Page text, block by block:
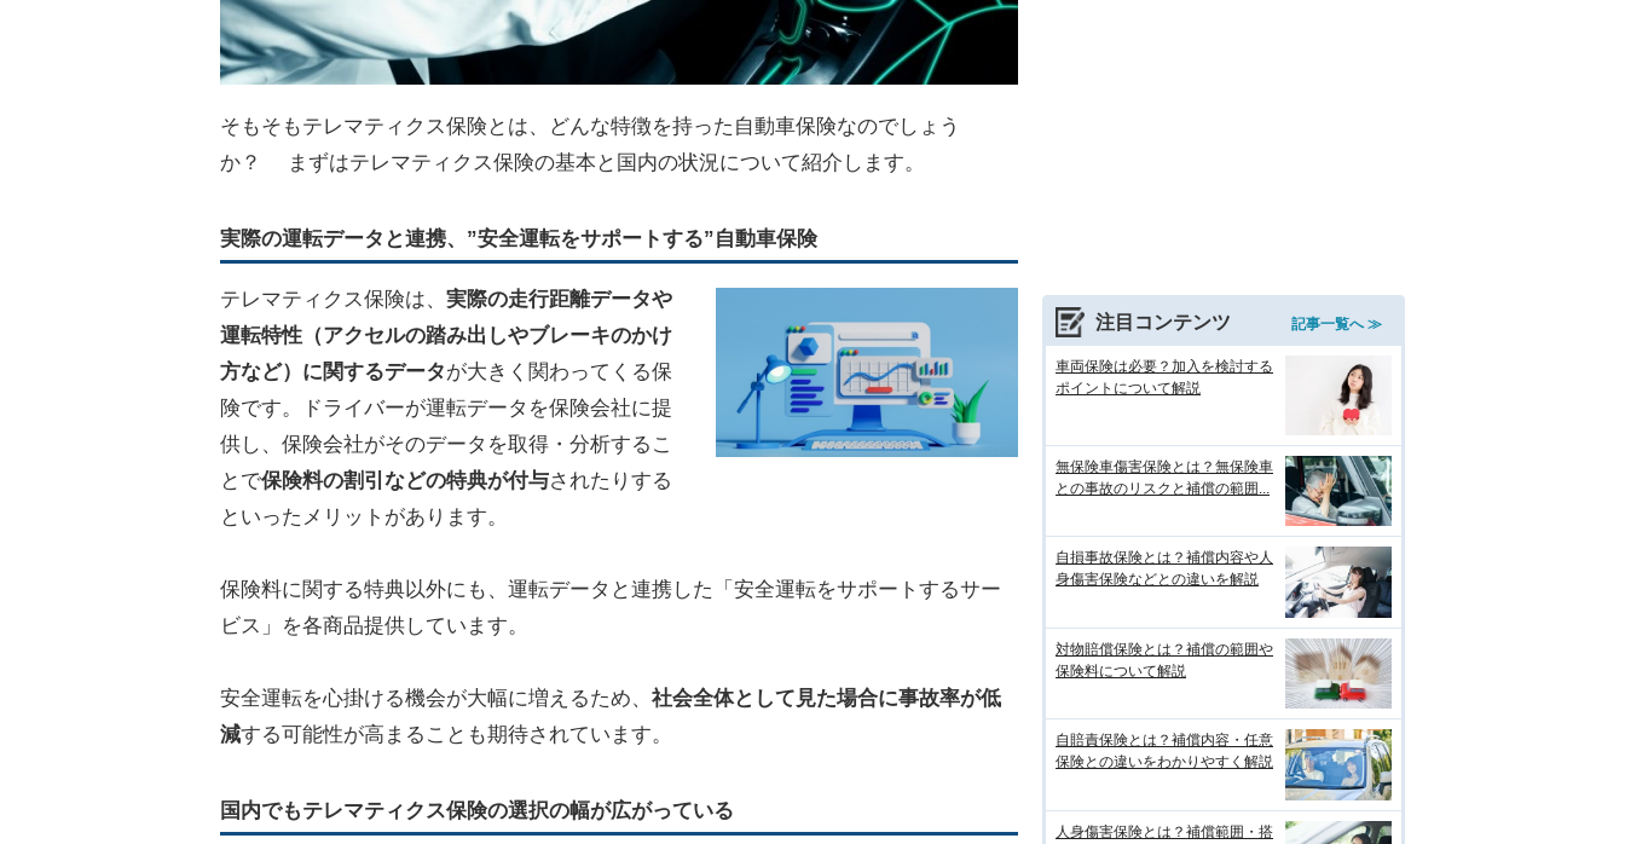
そもそもテレマティクス保険とは、どんな特徴を持った自動車保険なのでしょう
か？ まずはテレマティクス保険の基本と国内の状況について紹介します。
実際の運転データと連携、”安全運転をサポートする”自動車保険
テレマティクス保険は、 実際の走行距離データや
運転特性（アクセルの踏み出しやブレーキのかけ
方など）に関するデータが大きく関わってくる保
険です。ドライバーが運転データを保険会社に提
供し、保険会社がそのデータを取得・分析するこ
とで保険料の割引などの特典が付与されたりする
といったメリットがあります。
保険料に関する特典以外にも、運転データと連携した「安全運転をサポートするサー
ビス」を各商品提供しています。
安全運転を心掛ける機会が大幅に増えるため、 社会全体として見た場合に事故率が低
減する可能性が高まることも期待されています。
国内でもテレマティクス保険の選択の幅が広がっている
注目コンテンツ 記事一覧へ ≫
車両保険は必要？加入を検討する
ポイントについて解説
無保険車傷害保険とは？無保険車
との事故のリスクと補償の範囲...
自損事故保険とは？補償内容や人
身傷害保険などとの違いを解説
対物賠償保険とは？補償の範囲や
保険料について解説
自賠責保険とは？補償内容・任意
保険との違いをわかりやすく解説
人身傷害保険とは？補償範囲・搭